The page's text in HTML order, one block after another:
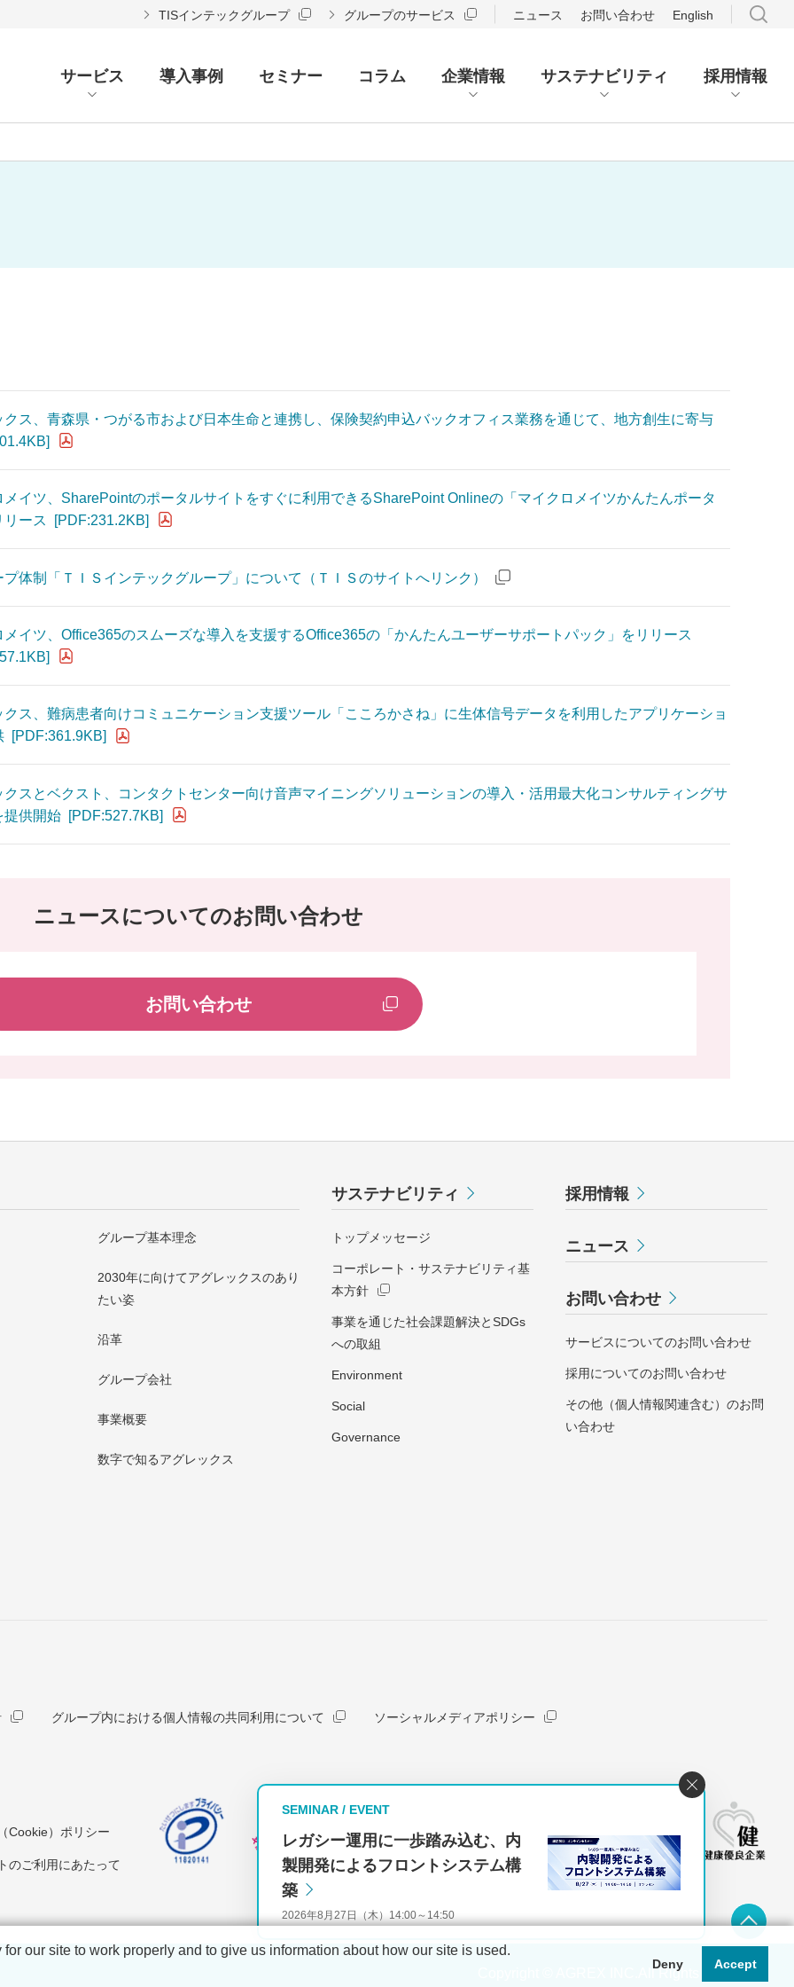
TISインテックグループ グループのサービス ニュース お問い合わせ English
サービス 導入事例 セミナー コラム 企業情報 サステナビリティ 採用情報
クス、青森県・つがる市および日本生命と連携し、保険契約申込バックオフィス業務を通じて、地方創生に寄与
メイツ、SharePointのポータルサイトをすぐに利用できるSharePoint Onlineの「マイクロメイツかんたんポータ
リース
[PDF:231.2KB]
体制「ＴＩＳインテックグループ」について（ＴＩＳのサイトへリンク）
メイツ、Office365のスムーズな導入を支援するOffice365の「かんたんユーザーサポートパック」をリリース
クス、難病患者向けコミュニケーション支援ツール「こころかさね」に生体信号データを利用したアプリケーショ
[PDF:361.9KB]
クスとベクスト、コンタクトセンター向け音声マイニングソリューションの導入・活用最大化コンサルティングサ
提供開始
[PDF:527.7KB]
ニュースについてのお問い合わせ
お問い合わせ
SEMINAR / EVENT
レガシー運用に一歩踏み込む、内
製開発によるフロントシステム構
築
2026年8月27日（木）14:00～14:50
グループ基本理念
2030年に向けてアグレックスのあり
たい姿
沿革
グループ会社
事業概要
数字で知るアグレックス
サステナビリティ
トップメッセージ
コーポレート・サステナビリティ基
本方針
事業を通じた社会課題解決とSDGs
への取組
Environment
Social
Governance
採用情報
ニュース
お問い合わせ
サービスについてのお問い合わせ
採用についてのお問い合わせ
その他（個人情報関連含む）のお問
い合わせ
グループ内における個人情報の共同利用について ソーシャルメディアポリシー
Cookie）ポリシー
のご利用にあたって
Copyright © AGREX INC.All Rights Reserved.
our site to work properly and to give us information about how our site is used.
Deny Accept